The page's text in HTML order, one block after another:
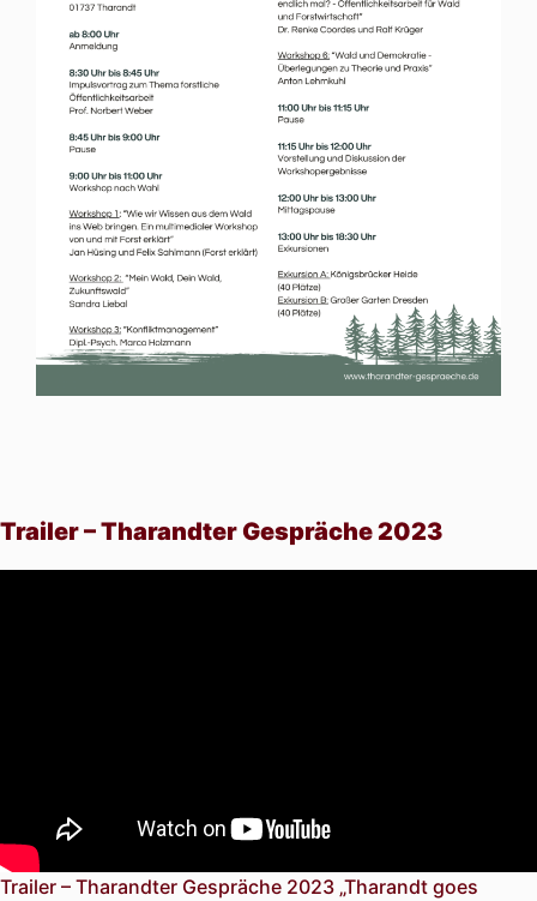
Trailer – Tharandter Gespräche 2023
Trailer – Tharandter Gespräche 2023 „Tharandt goes